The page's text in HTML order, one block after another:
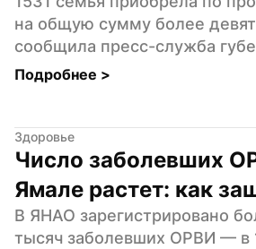
на общую сумму более
сообщила пресс-служба
Подробнее >
Здоровье
Число заболевших
Ямале растет: как
В ЯНАО зарегистрировано
тысяч заболевших ОРВИ — в